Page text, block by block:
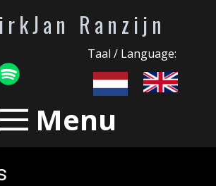
Ranzijn
Taal / Language:
Menu